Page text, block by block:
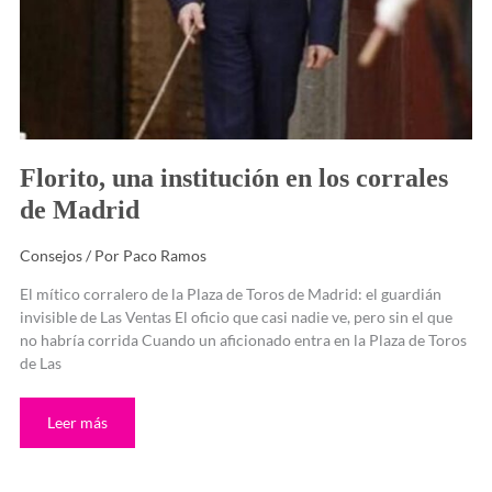
Florito, una institución en los corrales
de Madrid
Consejos/ Por Paco Ramos
El mítico corralero de la Plaza de Toros de Madrid: el guardián
invisible de Las Ventas El oficio que casi nadie ve, pero sin el que
no habría corrida Cuando un aficionado entra en la Plaza de Toros
de Las
Leer más